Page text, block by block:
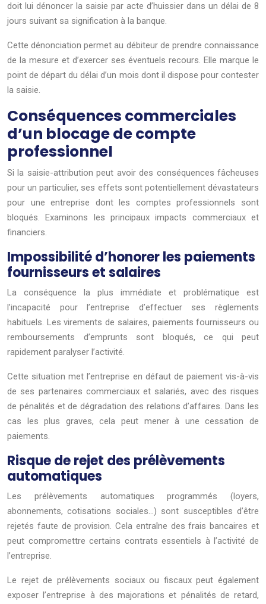
doit lui dénoncer la saisie par acte d’huissier dans un délai de 8
jours suivant sa signification à la banque.
Cette dénonciation permet au débiteur de prendre connaissance
de la mesure et d’exercer ses éventuels recours. Elle marque le
point de départ du délai d’un mois dont il dispose pour contester
la saisie.
Conséquences commerciales
d’un blocage de compte
professionnel
Si la saisie-attribution peut avoir des conséquences fâcheuses
pour un particulier, ses effets sont potentiellement dévastateurs
pour une entreprise dont les comptes professionnels sont
bloqués. Examinons les principaux impacts commerciaux et
financiers.
Impossibilité d’honorer les paiements
fournisseurs et salaires
La conséquence la plus immédiate et problématique est
l’incapacité pour l’entreprise d’effectuer ses règlements
habituels. Les virements de salaires, paiements fournisseurs ou
remboursements d’emprunts sont bloqués, ce qui peut
rapidement paralyser l’activité.
Cette situation met l’entreprise en défaut de paiement vis-à-vis
de ses partenaires commerciaux et salariés, avec des risques
de pénalités et de dégradation des relations d’affaires. Dans les
cas les plus graves, cela peut mener à une cessation de
paiements.
Risque de rejet des prélèvements
automatiques
Les prélèvements automatiques programmés (loyers,
abonnements, cotisations sociales…) sont susceptibles d’être
rejetés faute de provision. Cela entraîne des frais bancaires et
peut compromettre certains contrats essentiels à l’activité de
l’entreprise.
Le rejet de prélèvements sociaux ou fiscaux peut également
exposer l’entreprise à des majorations et pénalités de retard,